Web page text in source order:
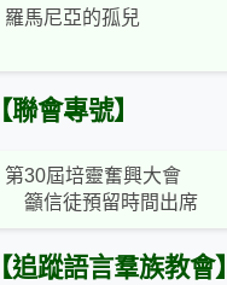
羅馬尼亞的孤兒
【聯會專號】
第30屆培靈奮興大會
籲信徒預留時間出席
【追蹤語言羣族教會】